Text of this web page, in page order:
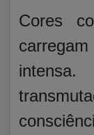
Cores